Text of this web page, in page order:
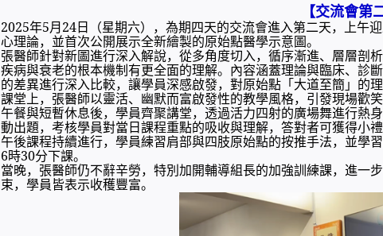
【交流會第
2025年5月24日（星期六），為期四天的交流會進入第二天，上午
心理論，並首次公開展示全新繪製的原始點醫學示意圖。
張醫師針對新圖進行深入解說，從多角度切入，循序漸進、層層剖
疾病與衰老的根本機制有更全面的理解。內容涵蓋理論與臨床、診
的差異進行深入比較，讓學員深感啟發，對原始點「大道至簡」的理
課堂上，張醫師以靈活、幽默而富啟發性的教學風格，引發現場歡
午餐與短暫休息後，學員齊聚講堂，透過活力四射的廣場舞進行熱
動出題，考核學員對當日課程重點的吸收與理解，答對者可獲得小
午後課程持續進行，學員練習肩部與四肢原始點的按推手法，並學
6時30分下課。
當晚，張醫師仍不辭辛勞，特別加開輔導組長的加強訓練課，進一
束，學員皆表示收穫豐富。